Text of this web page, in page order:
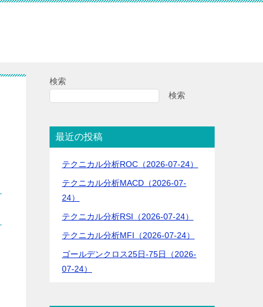
検索
検索
最近の投稿
テクニカル分析ROC（2026-07-24）
テクニカル分析MACD（2026-07-
24）
テクニカル分析RSI（2026-07-24）
テクニカル分析MFI（2026-07-24）
ゴールデンクロス25日-75日（2026-
07-24）